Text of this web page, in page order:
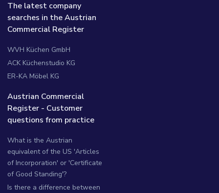
The latest company
searches in the Austrian
Commercial Register
WVH Küchen GmbH
ACK Küchenstudio KG
ER-KA Möbel KG
Austrian Commercial
Register - Customer
questions from practice
What is the Austrian
equivalent of the US 'Articles
of Incorporation' or 'Certificate
of Good Standing'?
Is there a difference between